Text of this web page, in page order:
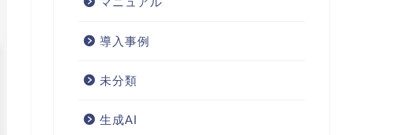
導入事例
未分類
生成AI